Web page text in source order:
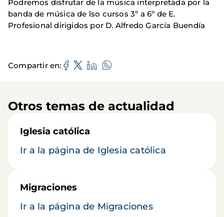
Podremos disfrutar de la música interpretada por la
banda de música de lso cursos 3º a 6º de E.
Profesional dirigidos por D. Alfredo García Buendía
Compartir en
Otros temas de actualidad
Iglesia católica
Ir a la página de Iglesia católica
Migraciones
Ir a la página de Migraciones